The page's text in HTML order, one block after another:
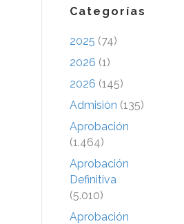
Categorías
2025 (74)
2026 (1)
2026 (145)
Admisión (135)
Aprobación
(1.464)
Aprobación
Definitiva
(5.010)
Aprobación